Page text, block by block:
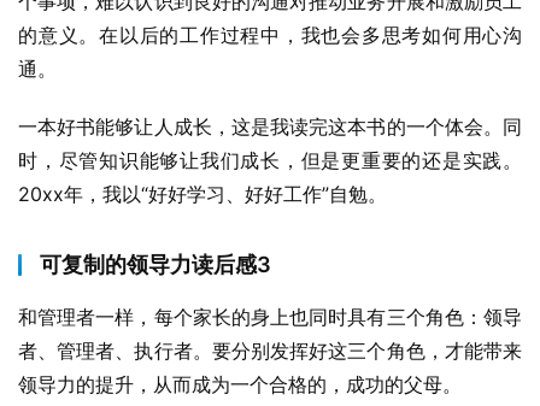
的意义。在以后的工作过程中，我也会多思考如何用心沟
通。
一本好书能够让人成长，这是我读完这本书的一个体会。同
时，尽管知识能够让我们成长，但是更重要的还是实践。
20xx年，我以“好好学习、好好工作”自勉。
可复制的领导力读后感3
和管理者一样，每个家长的身上也同时具有三个角色：领导
者、管理者、执行者。要分别发挥好这三个角色，才能带来
领导力的提升，从而成为一个合格的，成功的父母。